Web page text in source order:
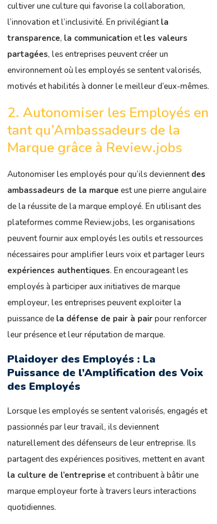
cultiver une culture qui favorise la collaboration,
l’innovation et l’inclusivité. En privilégiantla
transparence, la communication etles valeurs
partagées, les entreprises peuvent créer un
environnement où les employés se sentent valorisés,
motivés et habilités à donner le meilleur d’eux-mêmes.
2. Autonomiser les Employés en
tant qu’Ambassadeurs de la
Marque grâce à Review.jobs
Autonomiser les employés pour qu’ils deviennentdes
ambassadeurs de la marque est une pierre angulaire
de la réussite de la marque employé. En utilisant des
plateformes comme Review.jobs, les organisations
peuvent fournir aux employés les outils et ressources
nécessaires pour amplifier leurs voix et partager leurs
expériences authentiques. En encourageant les
employés à participer aux initiatives de marque
employeur, les entreprises peuvent exploiter la
puissance de la défense de pair à pair pour renforcer
leur présence et leur réputation de marque.
Plaidoyer des Employés : La
Puissance de l’Amplification des Voix
des Employés
Lorsque les employés se sentent valorisés, engagés et
passionnés par leur travail, ils deviennent
naturellement des défenseurs de leur entreprise. Ils
partagent des expériences positives, mettent en avant
la culture de l’entreprise et contribuent à bâtir une
marque employeur forte à travers leurs interactions
quotidiennes.